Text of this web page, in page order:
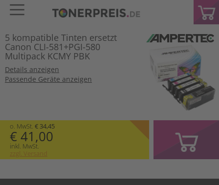
5 kompatible Tinten ersetzt
Canon CLI-581+PGI-580
Multipack KCMY PBK
Details anzeigen
Passende Geräte anzeigen
o. MwSt. € 34,45
€ 41,00
inkl. MwSt.
zzgl. Versand